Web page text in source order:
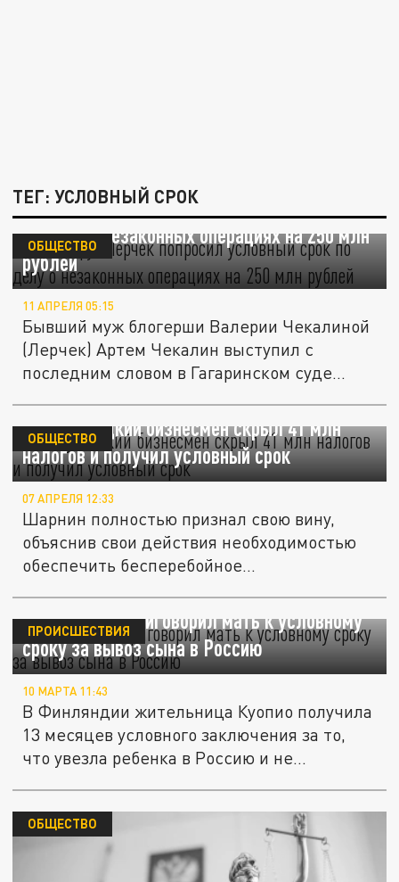
ТЕГ: УСЛОВНЫЙ СРОК
Экс-супруг Лерчек попросил условный срок
по делу о незаконных операциях на 250 млн
рублей
ОБЩЕСТВО
11 АПРЕЛЯ 05:15
Бывший муж блогерши Валерии Чекалиной
(Лерчек) Артем Чекалин выступил с
последним словом в Гагаринском суде...
Новокузнецкий бизнесмен скрыл 41 млн
налогов и получил условный срок
ОБЩЕСТВО
07 АПРЕЛЯ 12:33
Шарнин полностью признал свою вину,
объяснив свои действия необходимостью
обеспечить бесперебойное...
Финский суд приговорил мать к условному
сроку за вывоз сына в Россию
ПРОИСШЕСТВИЯ
10 МАРТА 11:43
В Финляндии жительница Куопио получила
13 месяцев условного заключения за то,
что увезла ребенка в Россию и не...
ОБЩЕСТВО